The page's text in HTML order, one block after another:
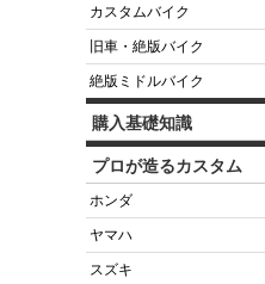
カスタムバイク
旧車・絶版バイク
絶版ミドルバイク
購入基礎知識
プロが造るカスタム
ホンダ
ヤマハ
スズキ